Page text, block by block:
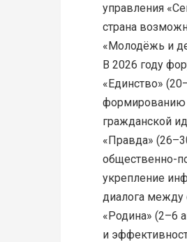
управления
страна
«Молодёжь и
В 2026 году
«Единство»
формированию
гражданской
«Правда»
общественно-
укрепление
диалога между
«Родина» (2–6
и